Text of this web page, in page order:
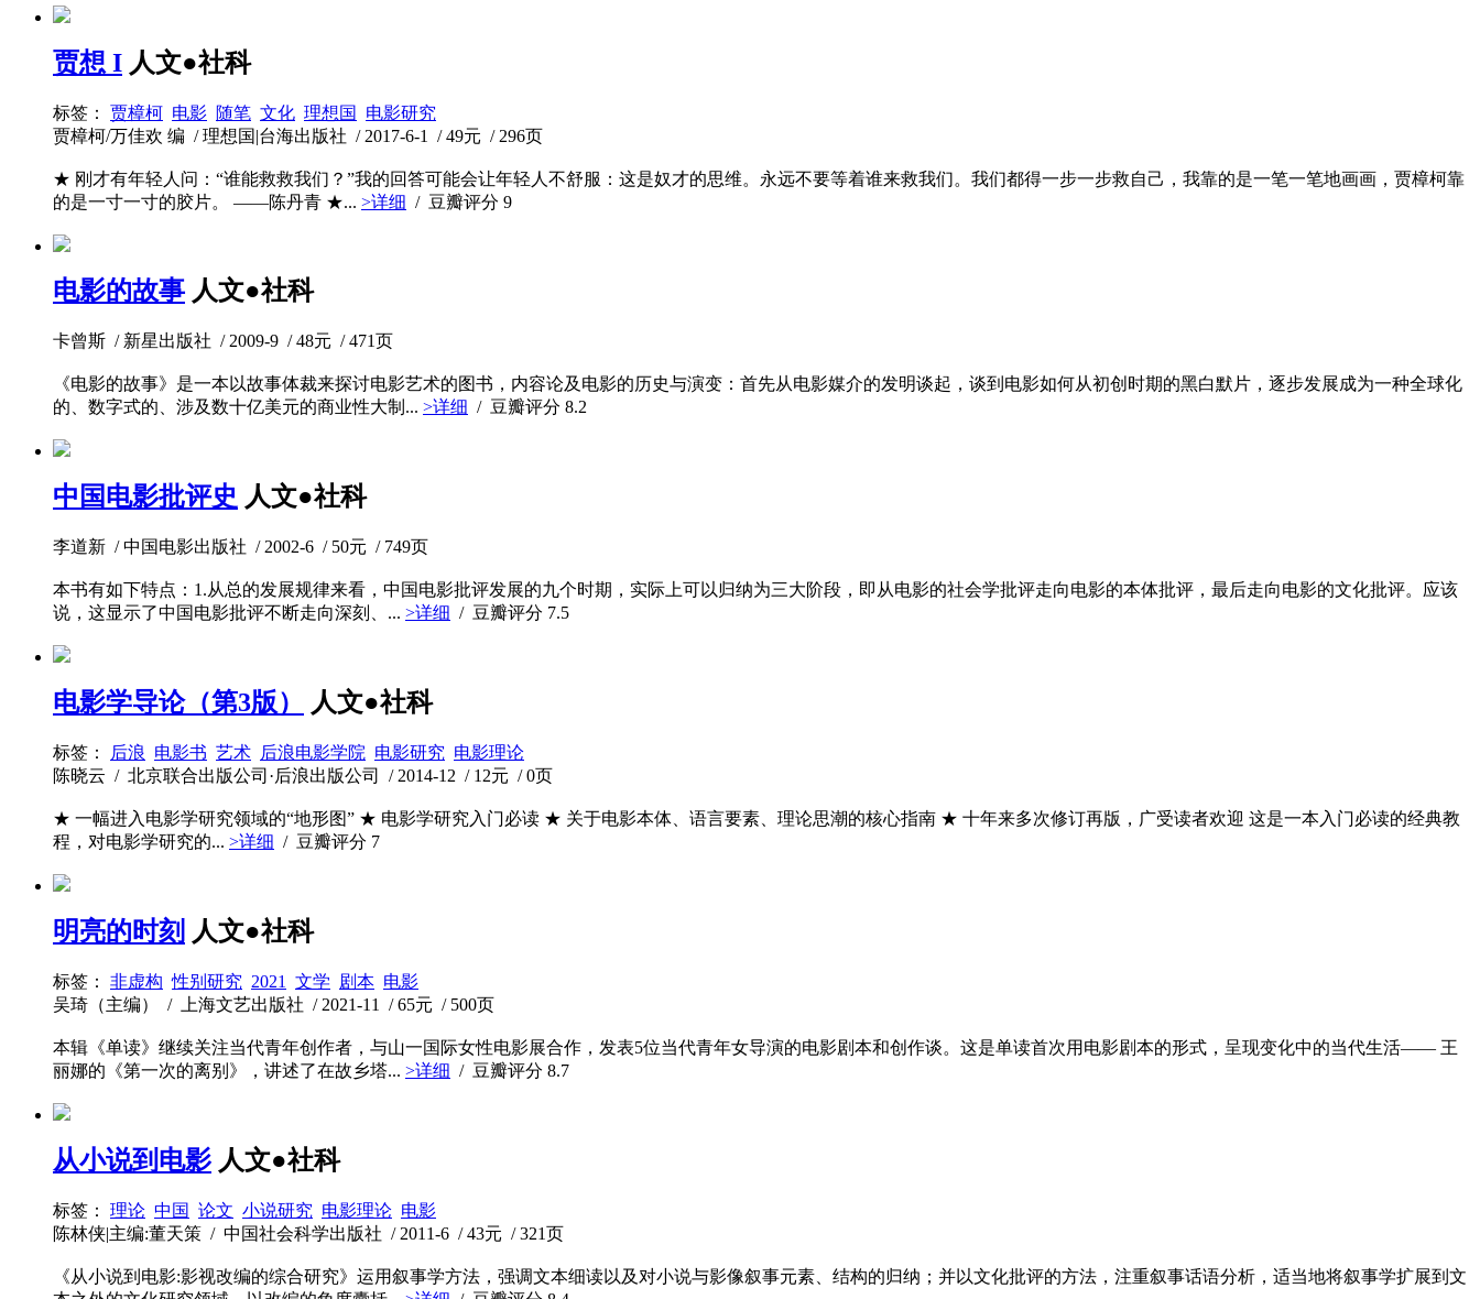
贾想 I 人文●社科
标签： 贾樟柯 电影 随笔 文化 理想国
电影研究
贾樟柯/万佳欢 编 / 理想国|台海出版社 / 2017-6-1 / 49元 / 296页
★ 刚才有年轻人问：“谁能救救我们？”我的回答可能会让年轻人不舒服：这是奴才的思维。永远不要等着谁来救我们。我们都得一步一步救自己，我靠的是一笔一笔地画画，贾樟柯靠
的是一寸一寸的胶片。 ——陈丹青 ★... >详细 / 豆瓣评分 9
电影的故事 人文●社科
卡曾斯 / 新星出版社 / 2009-9 / 48元 / 471页
《电影的故事》是一本以故事体裁来探讨电影艺术的图书，内容论及电影的历史与演变：首先从电影媒介的发明谈起，谈到电影如何从初创时期的黑白默片，逐步发展成为一种全球化
的、数字式的、涉及数十亿美元的商业性大制... >详细 / 豆瓣评分 8.2
中国电影批评史 人文●社科
李道新 / 中国电影出版社 / 2002-6 / 50元 / 749页
本书有如下特点：1.从总的发展规律来看，中国电影批评发展的九个时期，实际上可以归纳为三大阶段，即从电影的社会学批评走向电影的本体批评，最后走向电影的文化批评。应该
说，这显示了中国电影批评不断走向深刻、... >详细 / 豆瓣评分 7.5
电影学导论（第3版） 人文●社科
标签： 后浪 电影书 艺术 后浪电影学院 电影研究 电影理论
陈晓云 / 北京联合出版公司·后浪出版公司 / 2014-12 / 12元 / 0页
★ 一幅进入电影学研究领域的“地形图” ★ 电影学研究入门必读 ★ 关于电影本体、语言要素、理论思潮的核心指南 ★ 十年来多次修订再版，广受读者欢迎 这是一本入门必读的经典教
程，对电影学研究的... >详细 / 豆瓣评分 7
明亮的时刻 人文●社科
标签： 非虚构 性别研究 2021 文学 剧本 电影
吴琦（主编） / 上海文艺出版社 / 2021-11 / 65元 / 500页
本辑《单读》继续关注当代青年创作者，与山一国际女性电影展合作，发表5位当代青年女导演的电影剧本和创作谈。这是单读首次用电影剧本的形式，呈现变化中的当代生活—— 王
丽娜的《第一次的离别》，讲述了在故乡塔... >详细 / 豆瓣评分 8.7
从小说到电影 人文●社科
标签： 理论 中国 论文 小说研究 电影理论 电影
陈林侠|主编:董天策 / 中国社会科学出版社 / 2011-6 / 43元 / 321页
《从小说到电影:影视改编的综合研究》运用叙事学方法，强调文本细读以及对小说与影像叙事元素、结构的归纳；并以文化批评的方法，注重叙事话语分析，适当地将叙事学扩展到文